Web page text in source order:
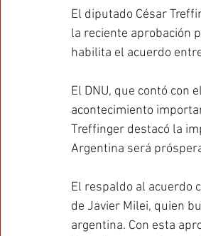
El diputado César
la reciente aprobación
habilita el acuerdo
El DNU, que contó con
acontecimiento
Treffinger destacó la
Argentina será
El respaldo al acuerdo
de Javier Milei, quien
argentina. Con esta